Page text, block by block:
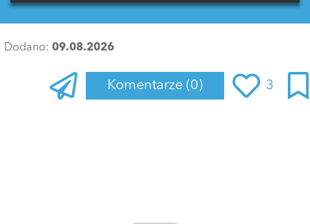
Dodano: 09.08.2026
Komentarze (0) 3